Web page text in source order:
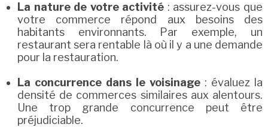
La nature de votre activité : assurez-vous que
votre commerce répond aux besoins des
habitants environnants. Par exemple, un
restaurant sera rentable là où il y a une demande
pour la restauration.
La concurrence dans le voisinage : évaluez la
densité de commerces similaires aux alentours.
Une trop grande concurrence peut être
préjudiciable.